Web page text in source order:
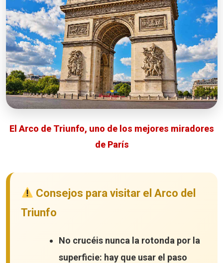
El Arco de Triunfo, uno de los mejores miradores
de París
Consejos para visitar el Arco del
Triunfo
No crucéis nunca la rotonda por la
superficie: hay que usar el paso